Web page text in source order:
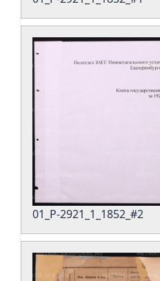
01_Р-2921_1_1852_#2